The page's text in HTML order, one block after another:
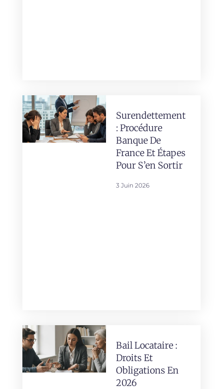
Surendettement
: Procédure
Banque De
France Et Étapes
Pour S’en Sortir
3 Juin 2026
Bail Locataire :
Droits Et
Obligations En
2026